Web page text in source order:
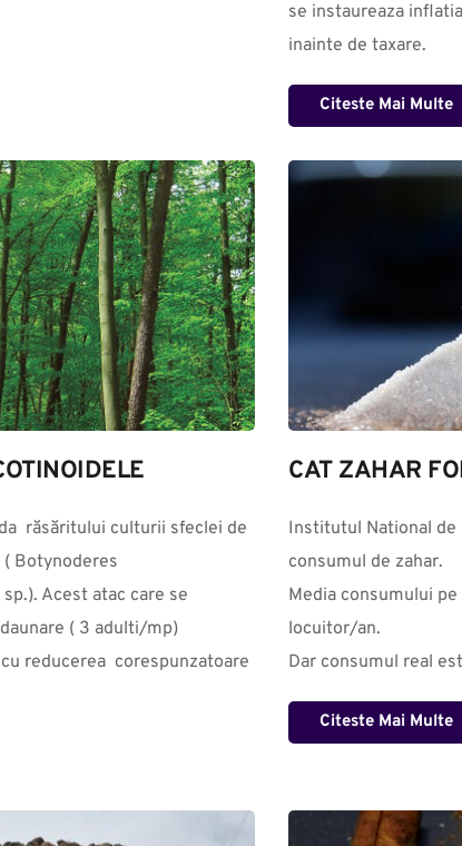
se instaureaza
inainte de taxare.
Citeste Mai Multe
răsăritului culturii sfeclei de
Botynoderes
Acest atac care se
( 3 adulti/mp)
reducerea  corespunzatoare
CAT ZAHAR
Institutul National de
consumul de zahar.
Media consumului
locuitor/an.
Dar consumul real
Citeste Mai Multe